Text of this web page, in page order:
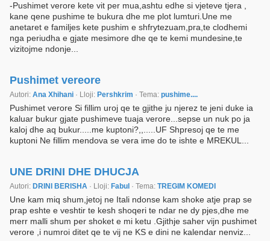
-Pushimet verore kete vit per mua,ashtu edhe si vjeteve tjera ,
kane qene pushime te bukura dhe me plot lumturi.Une me
anetaret e familjes kete pushim e shfrytezuam,pra,te clodhemi
nga periudha e gjate mesimore dhe qe te kemi mundesine,te
vizitojme ndonje...
Pushimet vereore
Autori: Ana Xhihani · Lloji: Pershkrim · Tema: pushime....
Pushimet verore Si fillim uroj qe te gjithe ju njerez te jeni duke ia
kaluar bukur gjate pushimeve tuaja verore...sepse un nuk po ja
kaloj dhe aq bukur.....me kuptoni?,,.....UF Shpresoj qe te me
kuptoni Ne fillim mendova se vera ime do te ishte e MREKUL...
UNE DRINI DHE DHUCJA
Autori: DRINI BERISHA · Lloji: Fabul · Tema: TREGIM KOMEDI
Une kam miq shum,jetoj ne Itali ndonse kam shoke atje prap se
prap eshte e veshtir te kesh shoqeri te ndar ne dy pjes,dhe me
merr malli shum per shoket e mi ketu .Gjithje saher vijn pushimet
verore ,i numroi ditet qe te vij ne KS e dini ne kalendar nenviz...